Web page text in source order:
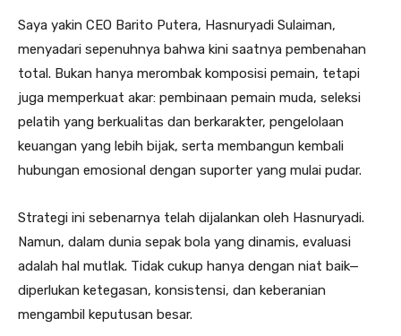
Saya yakin CEO Barito Putera, Hasnuryadi Sulaiman,
menyadari sepenuhnya bahwa kini saatnya pembenahan
total. Bukan hanya merombak komposisi pemain, tetapi
juga memperkuat akar: pembinaan pemain muda, seleksi
pelatih yang berkualitas dan berkarakter, pengelolaan
keuangan yang lebih bijak, serta membangun kembali
hubungan emosional dengan suporter yang mulai pudar.
Strategi ini sebenarnya telah dijalankan oleh Hasnuryadi.
Namun, dalam dunia sepak bola yang dinamis, evaluasi
adalah hal mutlak. Tidak cukup hanya dengan niat baik—
diperlukan ketegasan, konsistensi, dan keberanian
mengambil keputusan besar.